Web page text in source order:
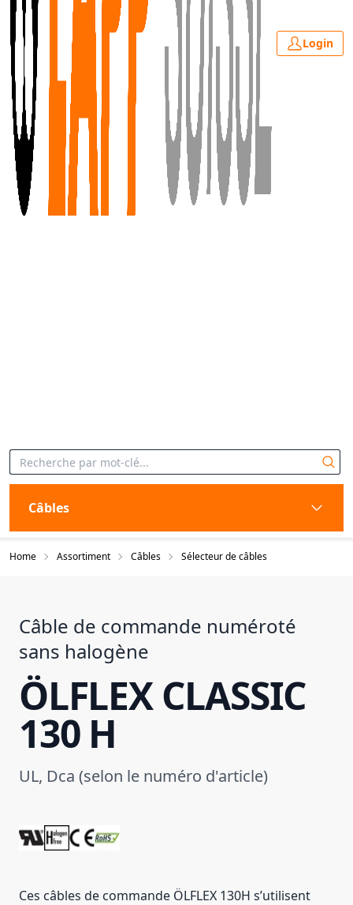
Login
Câbles
Home Assortiment Câbles Sélecteur de câbles
Câble de commande numéroté
sans halogène
ÖLFLEX CLASSIC
130 H
UL, Dca (selon le numéro d'article)
Ces câbles de commande ÖLFLEX 130H s’utilisent